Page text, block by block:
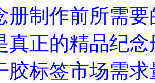
册制作前所需
真正的精品纪
胶标签市场需